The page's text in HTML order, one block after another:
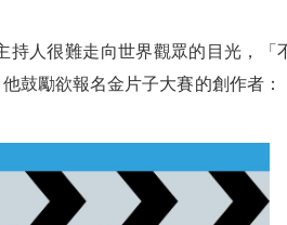
人很難走向世界觀眾的目光，
鼓勵欲報名金片子大賽的創作者